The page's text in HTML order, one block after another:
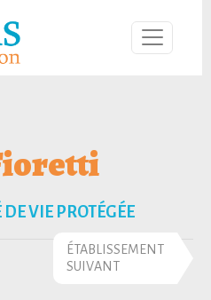
VIE PROTÉGÉE
ÉTABLISSEMENT
SUIVANT